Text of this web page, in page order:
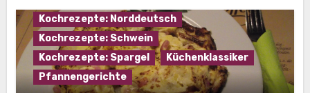
Kochrezepte: Norddeutsch
Kochrezepte: Schwein
Kochrezepte: Spargel
Küchenklassiker
Pfannengerichte